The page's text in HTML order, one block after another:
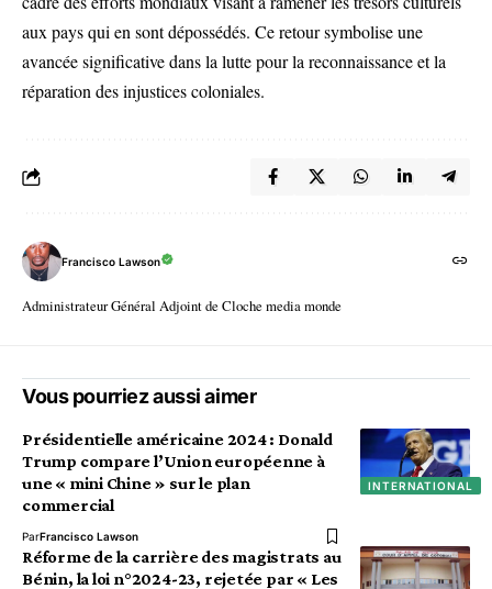
aux pays qui en sont dépossédés. Ce retour symbolise une
avancée significative dans la lutte pour la reconnaissance et la
réparation des injustices coloniales.
Francisco Lawson
Administrateur Général Adjoint de Cloche media monde
Vous pourriez aussi aimer
INTERNATIONAL
Présidentielle américaine 2024 : Donald
Trump compare l’Union européenne à
une « mini Chine » sur le plan
commercial
ParFrancisco Lawson
Réforme de la carrière des magistrats au
Bénin, la loi n°2024-23, rejetée par « Les